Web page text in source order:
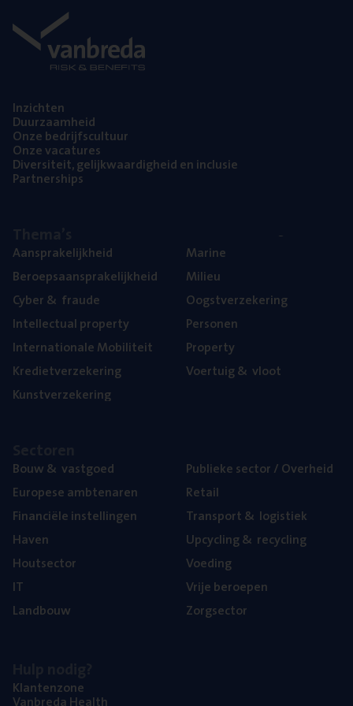
Inzich­ten
Duur­zaam­heid
Onze bedrijfs­cul­tuur
Onze vaca­tu­res
Diver­si­teit, gelijk­waar­dig­heid en inclusie
Part­ner­ships
Aan­spra­ke­lijk­heid
Beroeps­aan­spra­ke­lijk­heid
Cyber& fraude
Intel­lec­tu­al property
Inter­na­ti­o­na­le Mobiliteit
Kre­diet­ver­ze­ke­ring
Kunst­ver­ze­ke­ring
Mari­ne
Mili­eu
Oogst­ver­ze­ke­ring
Per­so­nen
Pro­per­ty
Voer­tuig& vloot
Bouw& vastgoed
Euro­pe­se ambtenaren
Finan­ci­ë­le instellingen
Haven
Hout­sec­tor
IT
Land­bouw
Publie­ke sec­tor / Overheid
Retail
Trans­port& logistiek
Upcy­cling& recycling
Voe­ding
Vrije beroe­pen
Zorg­sec­tor
Klan­ten­zo­ne
Van­b­re­da Health